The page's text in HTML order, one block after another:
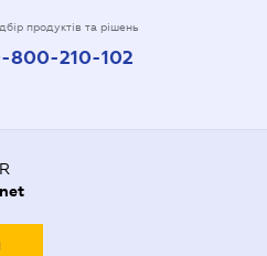
продуктів та рішень
800-210-102